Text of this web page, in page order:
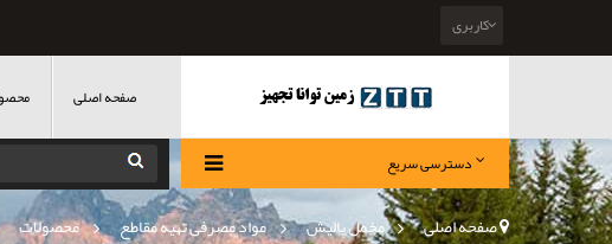
کاربری
صفحه اصلی
دسترسی سریع
صفحه اصلی > مخمل پالیش » مواد مصرفی تهیه مقاطع » محصولات